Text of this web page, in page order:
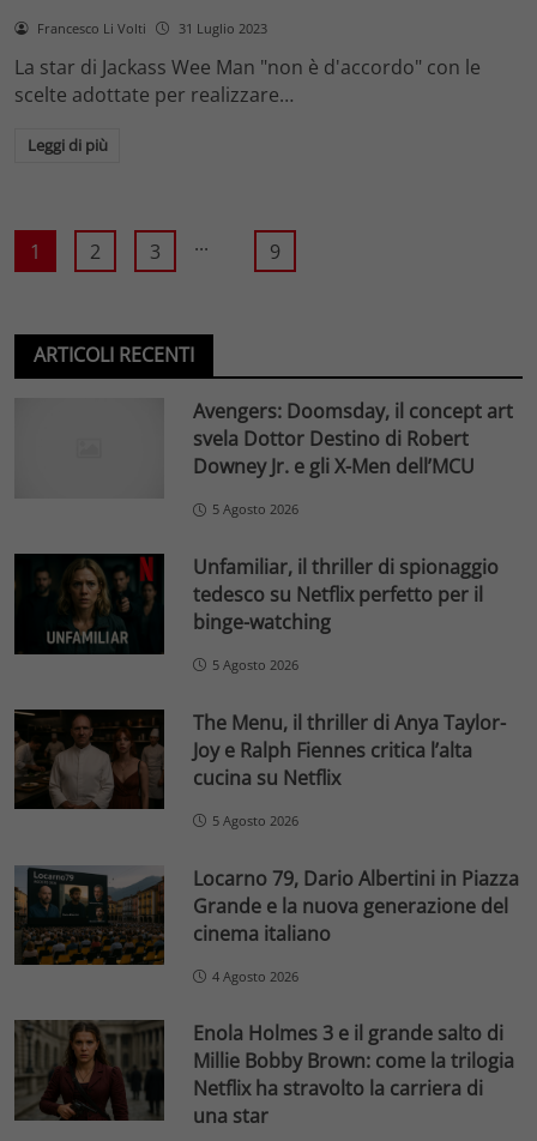
Francesco Li Volti 31 Luglio 2023
La star di Jackass Wee Man "non è d'accordo" con le
scelte adottate per realizzare…
Leggi di più
1 2 3 ... 9
ARTICOLI RECENTI
Avengers: Doomsday, il concept art
svela Dottor Destino di Robert
Downey Jr. e gli X-Men dell’MCU
5 Agosto 2026
Unfamiliar, il thriller di spionaggio
tedesco su Netflix perfetto per il
binge-watching
5 Agosto 2026
The Menu, il thriller di Anya Taylor-
Joy e Ralph Fiennes critica l’alta
cucina su Netflix
5 Agosto 2026
Locarno 79, Dario Albertini in Piazza
Grande e la nuova generazione del
cinema italiano
4 Agosto 2026
Enola Holmes 3 e il grande salto di
Millie Bobby Brown: come la trilogia
Netflix ha stravolto la carriera di
una star